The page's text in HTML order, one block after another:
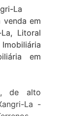
La
venda em
Litoral
em
de alto
La -